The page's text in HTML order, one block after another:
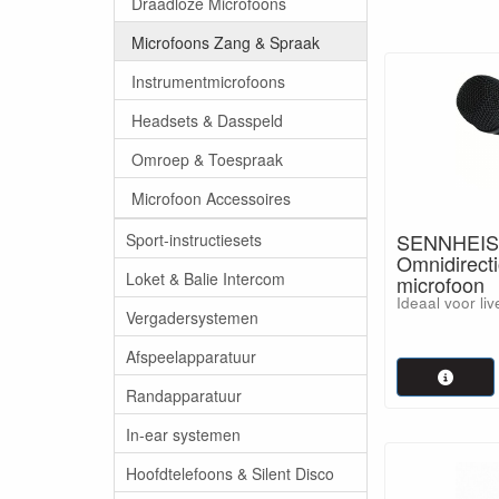
Microfoons Zang & Spraak
Instrumentmicrofoons
Headsets & Dasspeld
Omroep & Toespraak
Microfoon Accessoires
Sport-instructiesets
Loket & Balie Intercom
Vergadersystemen
Afspeelapparatuur
Randapparatuur
In-ear systemen
Hoofdtelefoons & Silent Disco
Ribbon
een
vooral
Daarnaast
Rondom
Veel
maken van de
microfoon
Ideaal voor